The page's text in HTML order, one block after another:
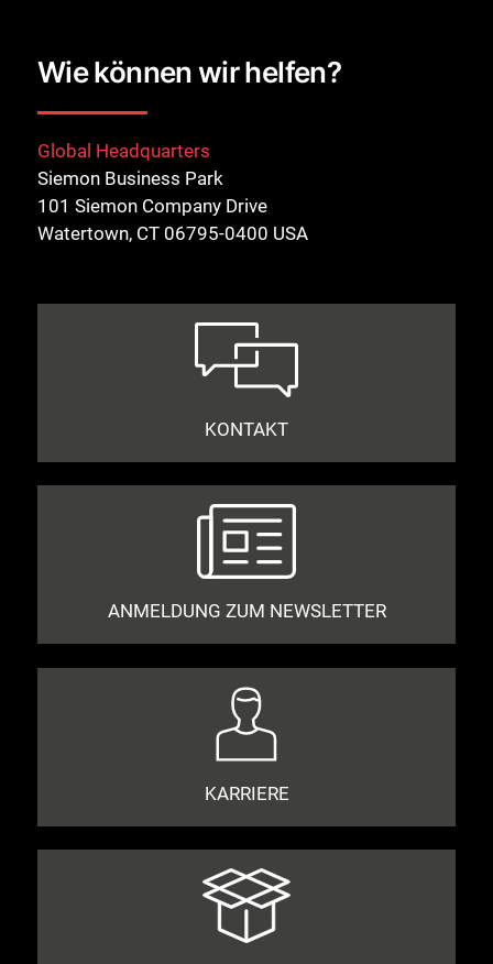
Wie können wir helfen?
Global Headquarters
Siemon Business Park
101 Siemon Company Drive
Watertown, CT 06795-0400 USA
KONTAKT
ANMELDUNG ZUM NEWSLETTER
KARRIERE